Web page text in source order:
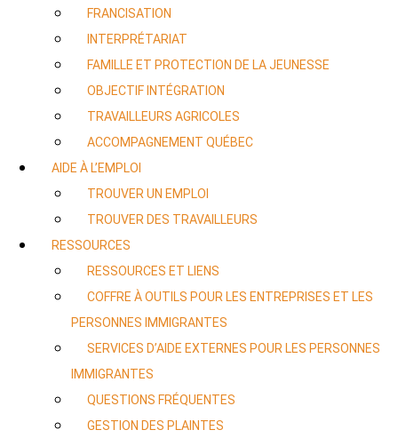
FRANCISATION
INTERPRÉTARIAT
FAMILLE ET PROTECTION DE LA JEUNESSE
OBJECTIF INTÉGRATION
TRAVAILLEURS AGRICOLES
ACCOMPAGNEMENT QUÉBEC
AIDE À L’EMPLOI
TROUVER UN EMPLOI
TROUVER DES TRAVAILLEURS
RESSOURCES
RESSOURCES ET LIENS
COFFRE À OUTILS POUR LES ENTREPRISES ET LES
PERSONNES IMMIGRANTES
SERVICES D’AIDE EXTERNES POUR LES PERSONNES
IMMIGRANTES
QUESTIONS FRÉQUENTES
GESTION DES PLAINTES